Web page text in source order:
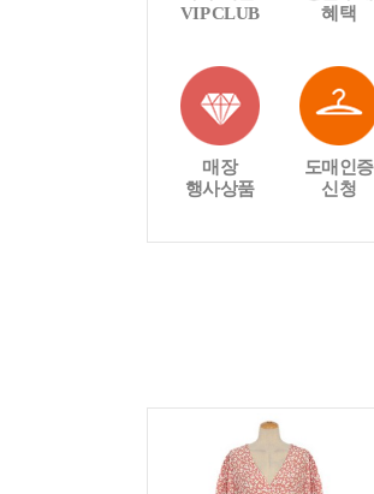
VIP CLUB
혜택
매장
행사상품
도매인증
신청